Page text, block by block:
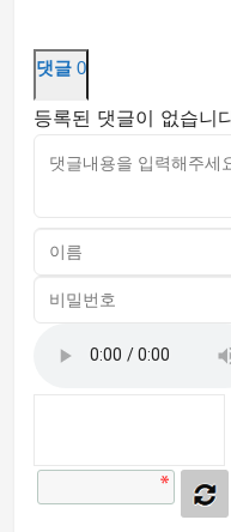
댓글 0
등록된 댓글이 없습니